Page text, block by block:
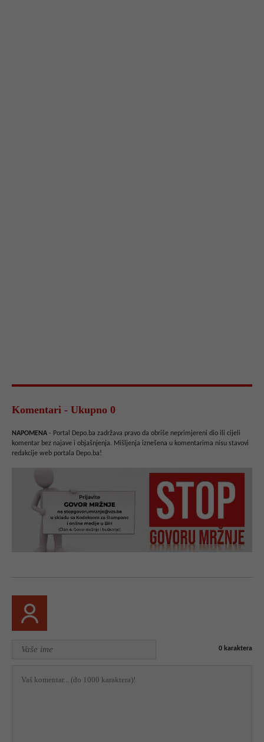
Komentari - Ukupno 0
NAPOMENA - Portal Depo.ba zadržava pravo da obriše neprimjereni dio ili cijeli
komentar bez najave i objašnjenja. Mišljenja iznešena u komentarima nisu stavovi
redakcije web portala Depo.ba!
0 karaktera